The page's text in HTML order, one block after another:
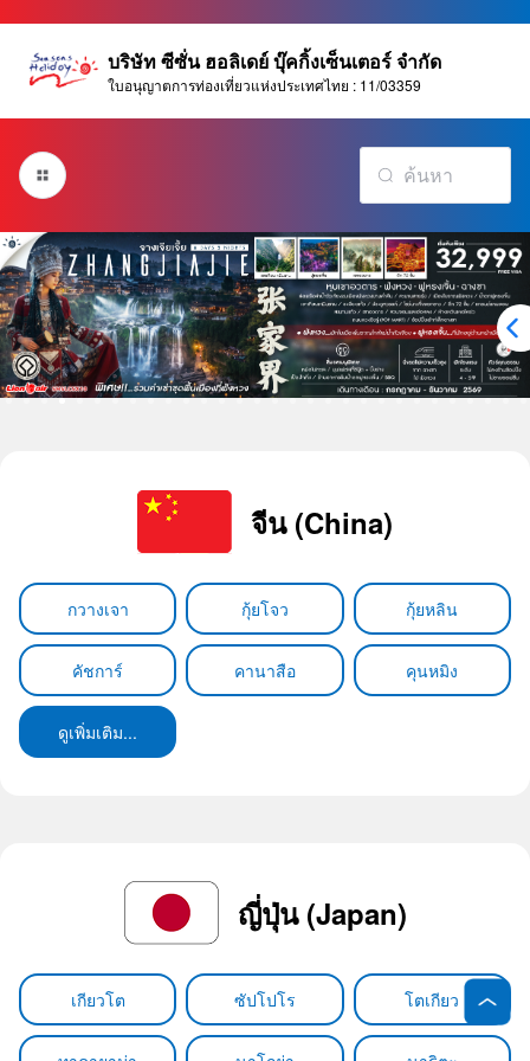
บริษัท ซีซั่น ฮอลิเดย์ บุ๊คกิ้งเซ็นเตอร์ จำกัด
ใบอนุญาตการท่องเที่ยวแห่งประเทศไทย : 11/03359
จีน (China)
กวางเจา กุ้ยโจว กุ้ยหลิน
คัชการ์ คานาสือ คุนหมิง
ดูเพิ่มเติม...
ญี่ปุ่น (Japan)
เกียวโต ซัปโปโร โตเกียว